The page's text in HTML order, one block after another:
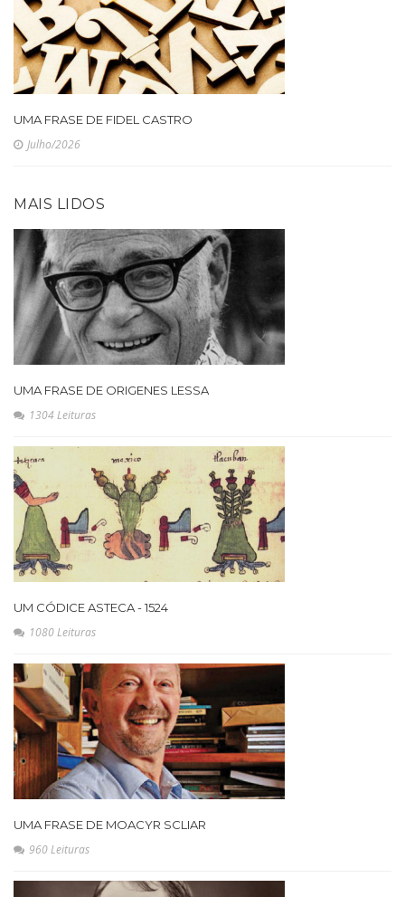
UMA FRASE DE FIDEL CASTRO
Julho/2026
MAIS LIDOS
UMA FRASE DE ORIGENES LESSA
1304 Leituras
UM CÓDICE ASTECA - 1524
1080 Leituras
UMA FRASE DE MOACYR SCLIAR
960 Leituras